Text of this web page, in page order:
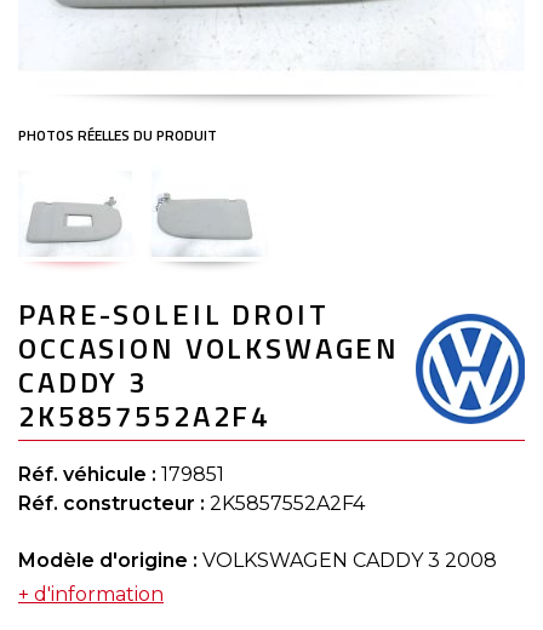
to
the
beginning
of
the
images
gallery
PARE-SOLEIL DROIT
OCCASION VOLKSWAGEN
CADDY 3
2K5857552A2F4
Réf. véhicule : 179851
Réf. constructeur : 2K5857552A2F4
Modèle d'origine : VOLKSWAGEN CADDY 3 2008
+ d'information